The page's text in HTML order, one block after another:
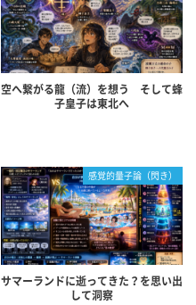
空へ繋がる龍（流）を想う そして蜂
子皇子は東北へ
感覚的量子論（閃き）
サマーランドに逝ってきた？を思い出
して洞察